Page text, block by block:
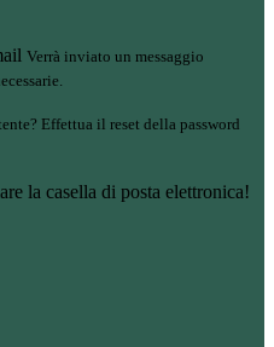
Verrà inviato un messaggio
Effettua il reset della password
la casella di posta elettronica!